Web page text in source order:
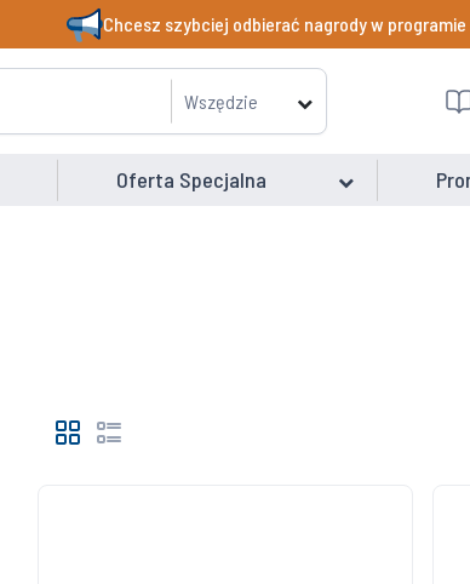
Chcesz szybciej odbierać nagrody w programie
Wszędzie
Oferta Specjalna